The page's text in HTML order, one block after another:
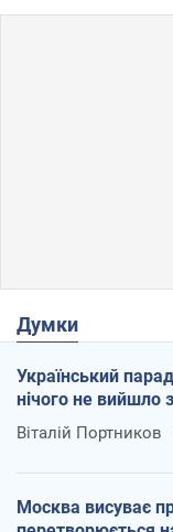
Думки
Український
нічого не вийшло
Віталій Портников
Москва висуває